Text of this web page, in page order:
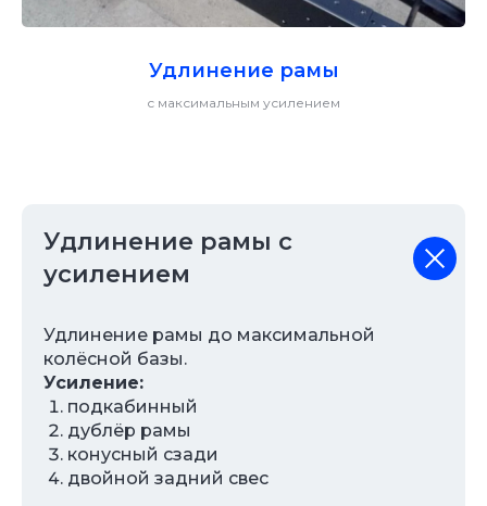
Удлинение рамы
с максимальным усилением
Удлинение рамы с
усилением
Удлинение рамы до максимальной
колёсной базы.
Усиление:
подкабинный
дублёр рамы
конусный сзади
двойной задний свес